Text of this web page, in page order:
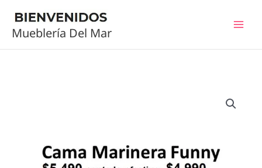
contenido
Mueblería Del Mar